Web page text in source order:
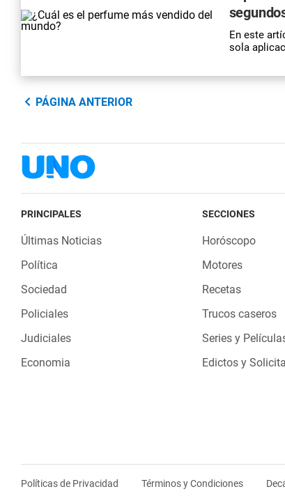
En este
sola
PÁGINA ANTERIOR
PRINCIPALES
Últimas Noticias
Política
Sociedad
Policiales
Judiciales
Economia
SECCIONES
Horóscopo
Motores
Recetas
Trucos caseros
Series y
Edictos y
Políticas de Privacidad Términos y Condiciones